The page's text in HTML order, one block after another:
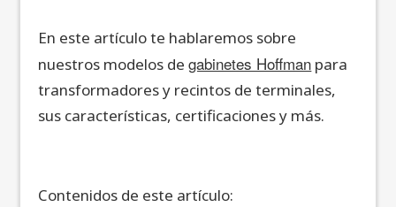
En este artículo te hablaremos sobre
nuestros modelos degabinetes Hoffman para
transformadores y recintos de terminales,
sus características, certificaciones y más.
Contenidos de este artículo: